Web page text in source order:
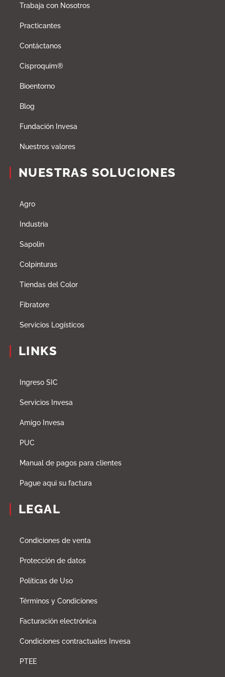
Trabaja con Nosotros
Practicantes
Contáctanos
Cisproquim®
Bioentorno
Blog
Fundación Invesa
Nuestros valores
NUESTRAS SOLUCIONES
Agro
Industria
Sapolin
Colpinturas
Tiendas del Color
Fibratore
Servicios Logísticos
LINKS
Ingreso SIC
Servicios Invesa
Amigo Invesa
PUC
Manual de pagos para clientes
Pague aqui su factura
LEGAL
Condiciones de venta
Protección de datos
Políticas de Uso
Términos y Condiciones
Facturación electrónica
Condiciones contractuales Invesa
PTEE